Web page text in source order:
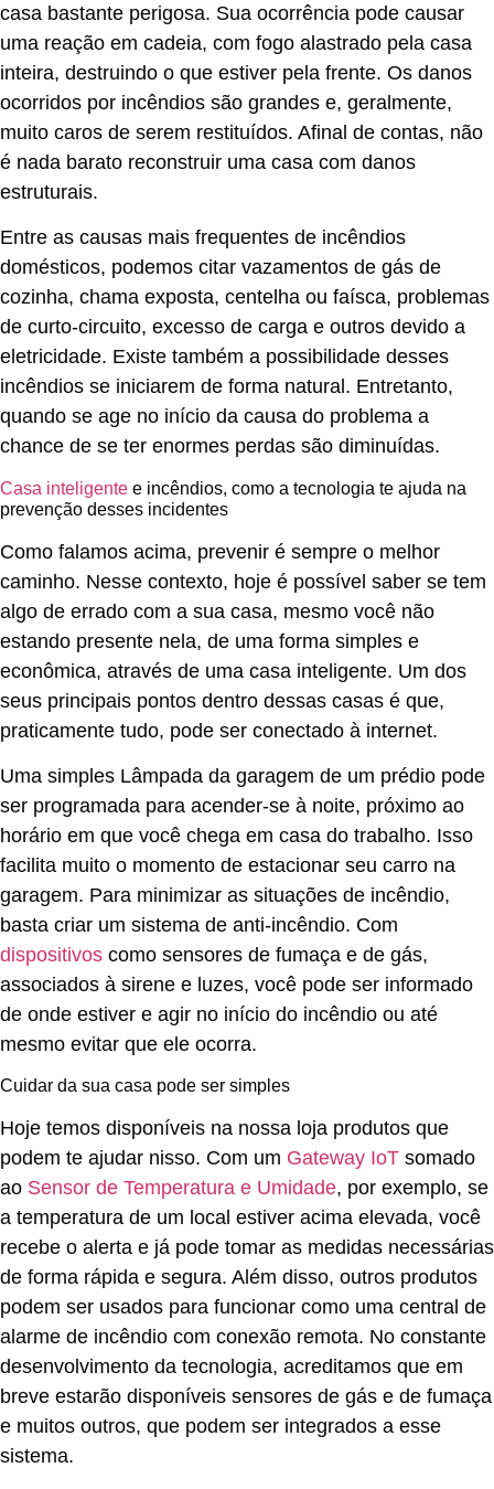
casa bastante perigosa. Sua ocorrência pode causar
uma reação em cadeia, com fogo alastrado pela casa
inteira, destruindo o que estiver pela frente. Os danos
ocorridos por incêndios são grandes e, geralmente,
muito caros de serem restituídos. Afinal de contas, não
é nada barato reconstruir uma casa com danos
estruturais.
Entre as causas mais frequentes de incêndios
domésticos, podemos citar vazamentos de gás de
cozinha, chama exposta, centelha ou faísca, problemas
de curto-circuito, excesso de carga e outros devido a
eletricidade. Existe também a possibilidade desses
incêndios se iniciarem de forma natural. Entretanto,
quando se age no início da causa do problema a
chance de se ter enormes perdas são diminuídas.
Casa inteligente e incêndios, como a tecnologia te ajuda na
prevenção desses incidentes
Como falamos acima, prevenir é sempre o melhor
caminho. Nesse contexto, hoje é possível saber se tem
algo de errado com a sua casa, mesmo você não
estando presente nela, de uma forma simples e
econômica, através de uma casa inteligente. Um dos
seus principais pontos dentro dessas casas é que,
praticamente tudo, pode ser conectado à internet.
Uma simples Lâmpada da garagem de um prédio pode
ser programada para acender-se à noite, próximo ao
horário em que você chega em casa do trabalho. Isso
facilita muito o momento de estacionar seu carro na
garagem. Para minimizar as situações de incêndio,
basta criar um sistema de anti-incêndio. Com
dispositivos como sensores de fumaça e de gás,
associados à sirene e luzes, você pode ser informado
de onde estiver e agir no início do incêndio ou até
mesmo evitar que ele ocorra.
Cuidar da sua casa pode ser simples
Hoje temos disponíveis na nossa loja produtos que
podem te ajudar nisso. Com um Gateway IoT somado
ao Sensor de Temperatura e Umidade, por exemplo, se
a temperatura de um local estiver acima elevada, você
recebe o alerta e já pode tomar as medidas necessárias
de forma rápida e segura. Além disso, outros produtos
podem ser usados para funcionar como uma central de
alarme de incêndio com conexão remota. No constante
desenvolvimento da tecnologia, acreditamos que em
breve estarão disponíveis sensores de gás e de fumaça
e muitos outros, que podem ser integrados a esse
sistema.